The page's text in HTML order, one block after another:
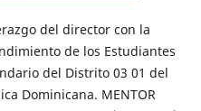
del director con la
de los Estudiantes
del Distrito 03 01 del
Dominicana. MENTOR